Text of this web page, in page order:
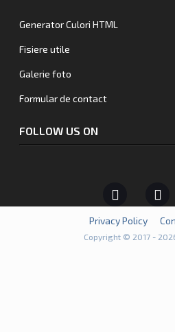
Generator Culori HTML
Fisiere utile
Galerie foto
Formular de contact
FOLLOW US ON
Privacy Policy
Copyright © 2017 -